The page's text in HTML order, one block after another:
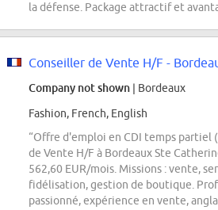
la défense. Package attractif et
Conseiller de Vente H/F -
Company not shown | Bordeaux
Fashion, French, English
“Offre d'emploi en CDI temps partiel
de Vente H/F à Bordeaux Ste
562,60 EUR/mois. Missions : vente,
fidélisation, gestion de boutique.
passionné, expérience en vente,